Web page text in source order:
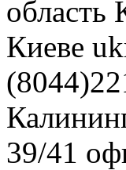
область
Киеве
39/41